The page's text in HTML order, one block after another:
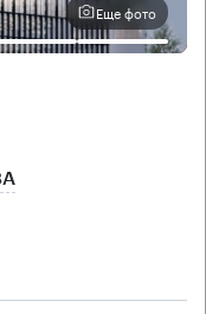
Еще фото